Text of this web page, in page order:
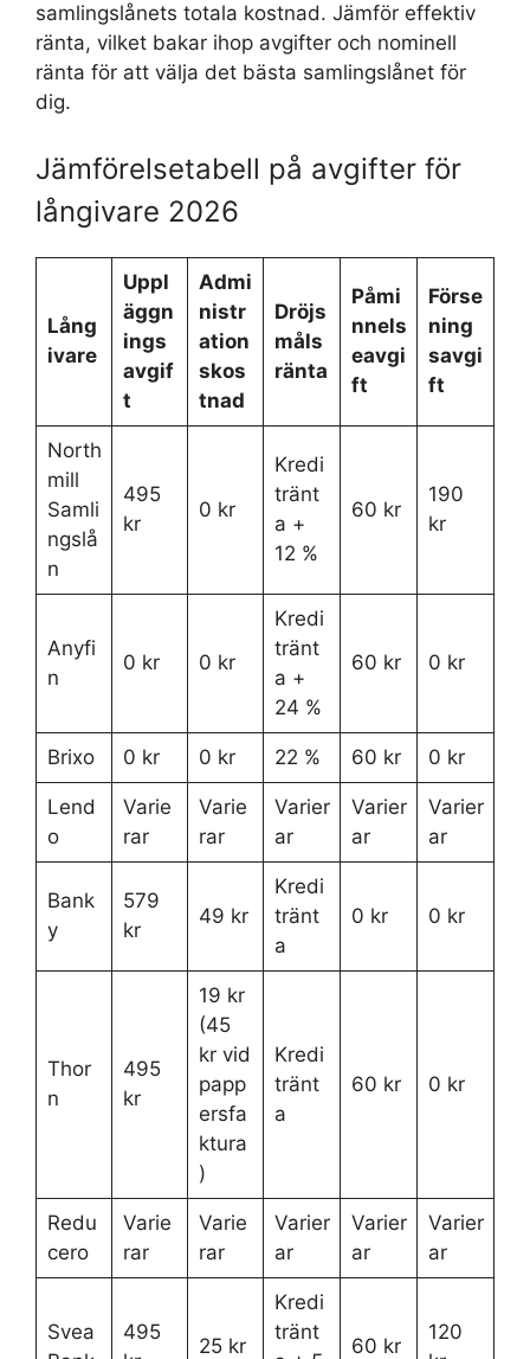
samlingslånets totala kostnad. Jämför effektiv
ränta, vilket bakar ihop avgifter och nominell
ränta för att välja det bästa samlingslånet för
dig.
Jämförelsetabell på avgifter för
långivare 2026
Lång
ivare
Uppl
äggn
ings
avgif
t
Admi
nistr
ation
skos
tnad
Dröjs
måls
ränta
Påmi
nnels
eavgi
ft
Förse
ning
savgi
ft
North
mill
Samli
ngslå
n
495
kr
0 kr
Kredi
tränt
a +
12 %
60 kr
190
kr
Anyfi
n
0 kr 0 kr
Kredi
tränt
a +
24 %
60 kr 0 kr
Brixo 0 kr 0 kr 22 % 60 kr 0 kr
Lend
o
Varie
rar
Varie
rar
Varier
ar
Varier
ar
Varier
ar
Bank
y
579
kr
49 kr
Kredi
tränt
a
0 kr 0 kr
Thor
n
495
kr
19 kr
(45
kr vid
papp
ersfa
ktura
)
Kredi
tränt
a
60 kr 0 kr
Redu
cero
Varie
rar
Varie
rar
Varier
ar
Varier
ar
Varier
ar
Svea
495
25 kr
Kredi
tränt
60 kr
120